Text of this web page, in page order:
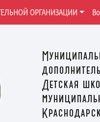
Детская
ОРГАНИЗАЦИИ